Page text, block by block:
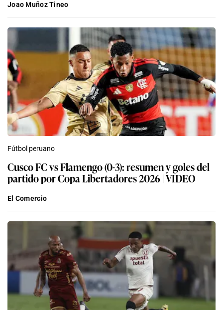
Joao Muñoz Tineo
Fútbol peruano
Cusco FC vs Flamengo (0-3): resumen y goles del
partido por Copa Libertadores 2026 | VIDEO
El Comercio